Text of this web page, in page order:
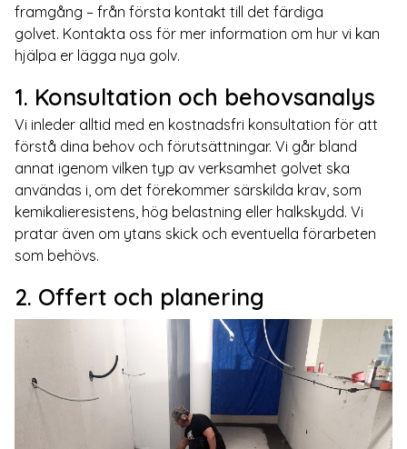
framgång – från första kontakt till det färdiga
golvet. Kontakta oss för mer information om hur vi kan
hjälpa er lägga nya golv.
1. Konsultation och behovsanalys
Vi inleder alltid med en kostnadsfri konsultation för att
förstå dina behov och förutsättningar. Vi går bland
annat igenom vilken typ av verksamhet golvet ska
användas i, om det förekommer särskilda krav, som
kemikalieresistens, hög belastning eller halkskydd. Vi
pratar även om ytans skick och eventuella förarbeten
som behövs.
2. Offert och planering